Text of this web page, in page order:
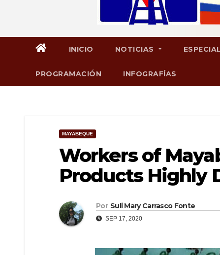
INICIO NOTICIAS
PROGRAMACIÓN INFOGRAFÍAS
MAYABEQUE
Workers of
Products Highly
Por Suli Mary Carrasco Fonte
SEP 17, 2020